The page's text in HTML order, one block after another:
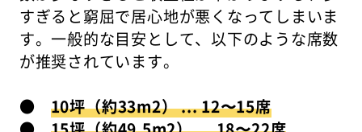
すぎると窮屈で居心地が悪くなってしまいま
す。一般的な目安として、以下のような席数
が推奨されています。
● 10坪（約33m2） ... 12〜15席